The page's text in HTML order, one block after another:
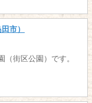
市）
（街区公園）です。